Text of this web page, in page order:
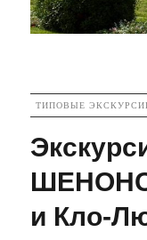
ТИПОВЫЕ
и Кло-